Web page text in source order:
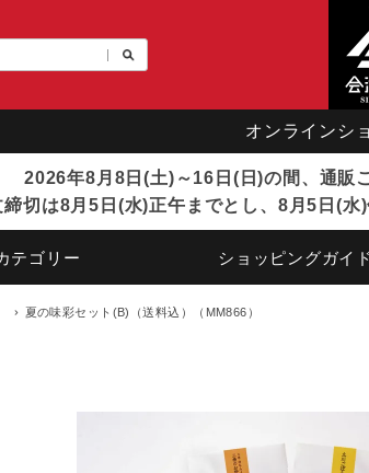
オンラインシ
2026年8月8日(土)～16日(日)の間、通販
切は8月5日(水)正午までとし、8月5日(
テゴリー ショッピングガイド
夏の味彩セット(B)（送料込）（MM866）